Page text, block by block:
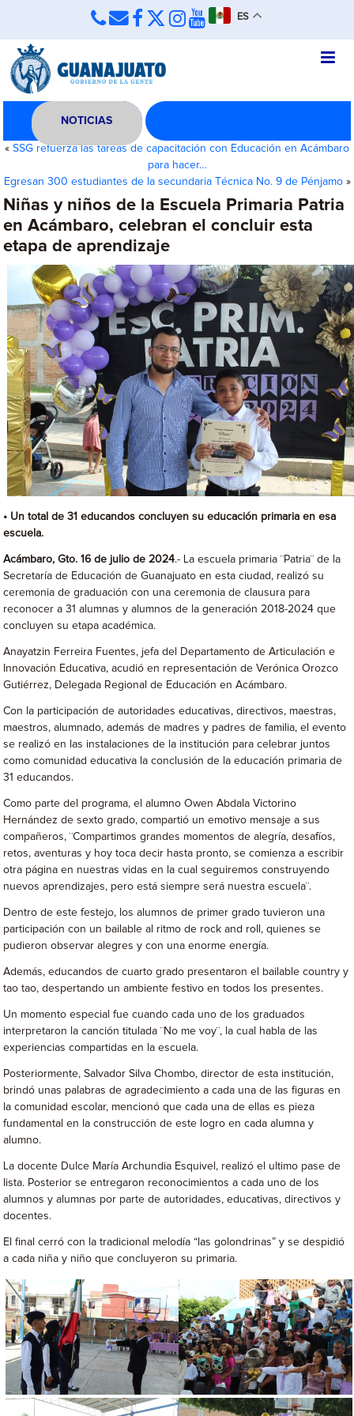
ES
NOTICIAS
« SSG refuerza las tareas de capacitación con Educación en Acámbaro
para hacer…
Egresan 300 estudiantes de la secundaria Técnica No. 9 de Pénjamo»
Niñas y niños de la Escuela Primaria Patria
en Acámbaro, celebran el concluir esta
etapa de aprendizaje
• Un total de 31 educandos concluyen su educación primaria en esa
escuela.
Acámbaro, Gto. 16 de julio de 2024.- La escuela primaria ¨Patria¨ de la
Secretaría de Educación de Guanajuato en esta ciudad, realizó su
ceremonia de graduación con una ceremonia de clausura para
reconocer a 31 alumnas y alumnos de la generación 2018-2024 que
concluyen su etapa académica.
Anayatzin Ferreira Fuentes, jefa del Departamento de Articulación e
Innovación Educativa, acudió en representación de Verónica Orozco
Gutiérrez, Delegada Regional de Educación en Acámbaro.
Con la participación de autoridades educativas, directivos, maestras,
maestros, alumnado, además de madres y padres de familia, el evento
se realizó en las instalaciones de la institución para celebrar juntos
como comunidad educativa la conclusión de la educación primaria de
31 educandos.
Como parte del programa, el alumno Owen Abdala Victorino
Hernández de sexto grado, compartió un emotivo mensaje a sus
compañeros, ¨Compartimos grandes momentos de alegría, desafíos,
retos, aventuras y hoy toca decir hasta pronto, se comienza a escribir
otra página en nuestras vidas en la cual seguiremos construyendo
nuevos aprendizajes, pero está siempre será nuestra escuela¨.
Dentro de este festejo, los alumnos de primer grado tuvieron una
participación con un bailable al ritmo de rock and roll, quienes se
pudieron observar alegres y con una enorme energía.
Además, educandos de cuarto grado presentaron el bailable country y
tao tao, despertando un ambiente festivo en todos los presentes.
Un momento especial fue cuando cada uno de los graduados
interpretaron la canción titulada ¨No me voy¨, la cual habla de las
experiencias compartidas en la escuela.
Posteriormente, Salvador Silva Chombo, director de esta institución,
brindó unas palabras de agradecimiento a cada una de las figuras en
la comunidad escolar, mencionó que cada una de ellas es pieza
fundamental en la construcción de este logro en cada alumna y
alumno.
La docente Dulce María Archundia Esquivel, realizó el ultimo pase de
lista. Posterior se entregaron reconocimientos a cada uno de los
alumnos y alumnas por parte de autoridades, educativas, directivos y
docentes.
El final cerró con la tradicional melodía “las golondrinas” y se despidió
a cada niña y niño que concluyeron su primaria.